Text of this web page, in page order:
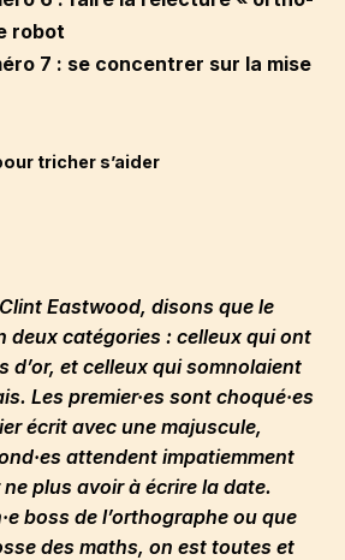
robot
7 : se concentrer sur la mise
tricher s’aider
Eastwood, disons que le
deux catégories : celleux qui ont
d’or, et celleux qui somnolaient
Les premier·es sont choqué·es
écrit avec une majuscule,
attendent impatiemment
plus avoir à écrire la date.
boss de l’orthographe ou que
des maths, on est toutes et